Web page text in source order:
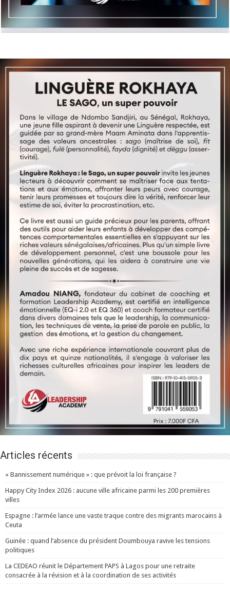
Articles récents
« Bannissement numérique » : que prévoit la loi française ?
Happy City Index 2026 : aucune ville africaine parmi les 200 premières
villes
Espagne : l’armée lance une vaste traque contre des migrants marocains à
Ceuta
Guinée : quand l’absence du président Doumbouya ravive les tensions
politiques
La CEDEAO réunit le Département PAPS à Lagos pour une retraite
consacrée à la révision et à la coordination de ses activités